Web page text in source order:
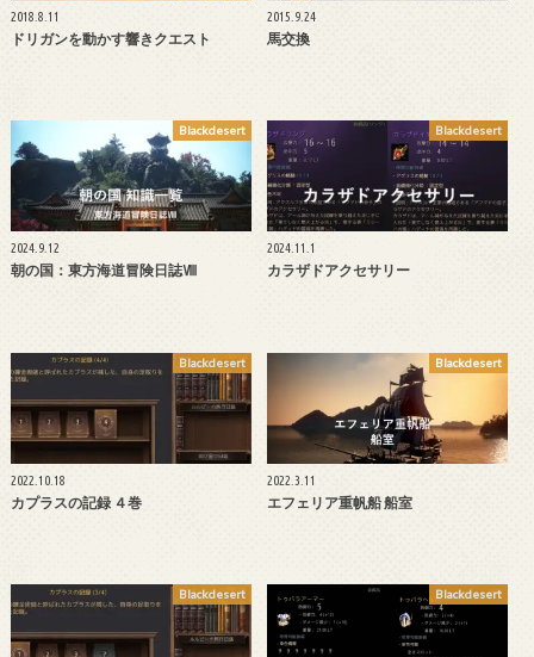
2018.8.11
ドリガンを動かす響きクエスト
2015.9.24
馬交換
Blackdesert
2024.9.12
朝の国：東方海道冒険日誌Ⅷ
Blackdesert
2024.11.1
カラザドアクセサリー
Blackdesert
2022.10.18
カプラスの記録 ４巻
Blackdesert
2022.3.11
エフェリア重帆船 船室
Blackdesert Blackdesert